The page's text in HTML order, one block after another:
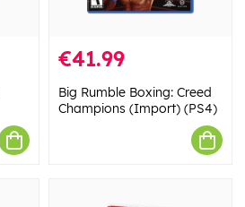
€41.99
Big Rumble Boxing: Creed
Champions (Import) (PS4)